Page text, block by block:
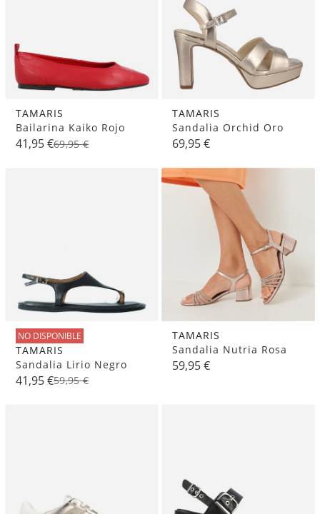
TAMARIS
Bailarina Kaiko Rojo
41,95 €69,95 €
TAMARIS
Sandalia Orchid Oro
69,95 €
NO DISPONIBLE
TAMARIS
Sandalia Lirio Negro
41,95 €59,95 €
TAMARIS
Sandalia Nutria Rosa
59,95 €